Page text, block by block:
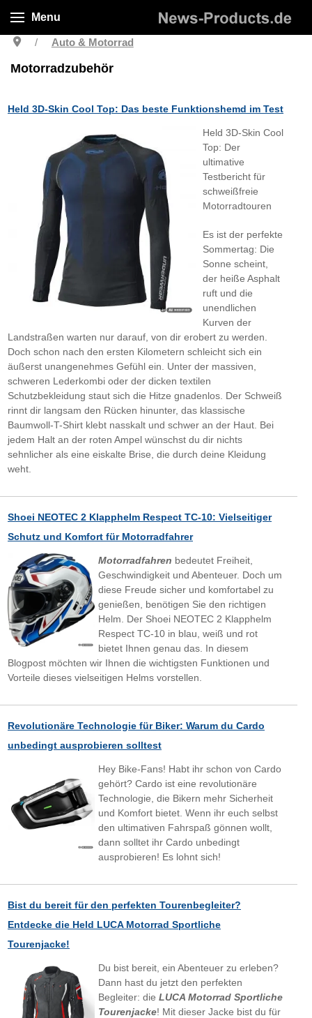
Menu
Auto & Motorrad
Motorradzubehör
Held 3D-Skin Cool Top: Das beste Funktionshemd im Test
Held 3D-Skin Cool
Top: Der
ultimative
Testbericht für
schweißfreie
Motorradtouren
Es ist der perfekte
Sommertag: Die
Sonne scheint,
der heiße Asphalt
ruft und die
unendlichen
Kurven der
Landstraßen warten nur darauf, von dir erobert zu werden.
Doch schon nach den ersten Kilometern schleicht sich ein
äußerst unangenehmes Gefühl ein. Unter der massiven,
schweren Lederkombi oder der dicken textilen
Schutzbekleidung staut sich die Hitze gnadenlos. Der Schweiß
rinnt dir langsam den Rücken hinunter, das klassische
Baumwoll-T-Shirt klebt nasskalt und schwer an der Haut. Bei
jedem Halt an der roten Ampel wünschst du dir nichts
sehnlicher als eine eiskalte Brise, die durch deine Kleidung
weht.
Shoei NEOTEC 2 Klapphelm Respect TC-10: Vielseitiger
Schutz und Komfort für Motorradfahrer
Motorradfahren bedeutet Freiheit,
Geschwindigkeit und Abenteuer. Doch um
diese Freude sicher und komfortabel zu
genießen, benötigen Sie den richtigen
Helm. Der Shoei NEOTEC 2 Klapphelm
Respect TC-10 in blau, weiß und rot
bietet Ihnen genau das. In diesem
Blogpost möchten wir Ihnen die wichtigsten Funktionen und
Vorteile dieses vielseitigen Helms vorstellen.
Revolutionäre Technologie für Biker: Warum du Cardo
unbedingt ausprobieren solltest
Hey Bike-Fans! Habt ihr schon von Cardo
gehört? Cardo ist eine revolutionäre
Technologie, die Bikern mehr Sicherheit
und Komfort bietet. Wenn ihr euch selbst
den ultimativen Fahrspaß gönnen wollt,
dann solltet ihr Cardo unbedingt
ausprobieren! Es lohnt sich!
Bist du bereit für den perfekten Tourenbegleiter?
Entdecke die Held LUCA Motorrad Sportliche
Tourenjacke!
Du bist bereit, ein Abenteuer zu erleben?
Dann hast du jetzt den perfekten
Begleiter: die LUCA Motorrad Sportliche
Tourenjacke! Mit dieser Jacke bist du für